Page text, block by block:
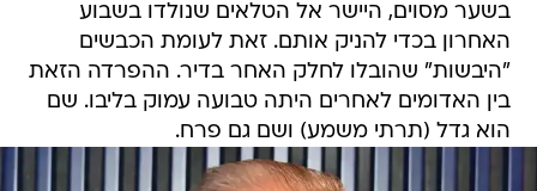
בשער מסוים, היישר אל הטלאים שנולדו בשבוע
האחרון בכדי להניק אותם. זאת לעומת הכבשים
"היבשות" שהובלו לחלק האחר בדיר. ההפרדה הזאת
בין האדומים לאחרים היתה טבועה עמוק בליבו. שם
הוא גדל (תרתי משמע) ושם גם פרח.